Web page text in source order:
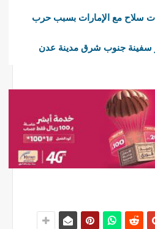
سلاح مع الإمارات بسبب حرب
سفينة جنوب شرق مدينة عدن